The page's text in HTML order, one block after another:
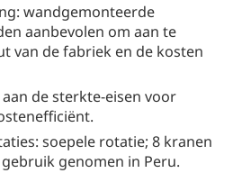
wandgemonteerde
aanbevolen om aan te
van de fabriek en de kosten
de sterkte-eisen voor
soepele rotatie; 8 kranen
genomen in Peru.